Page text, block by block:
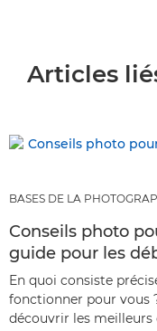
Articles
BASES DE LA
Conseils photo
guide pour les
En quoi consiste
fonctionner pour vous
découvrir les meilleurs